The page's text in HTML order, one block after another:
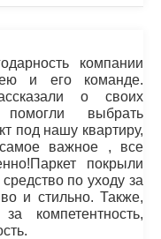
компании
и его команде.
о своих
помогли выбрать
под нашу квартиру,
важное , все
покрыли
по уходу за
и стильно. Также,
компетентность,